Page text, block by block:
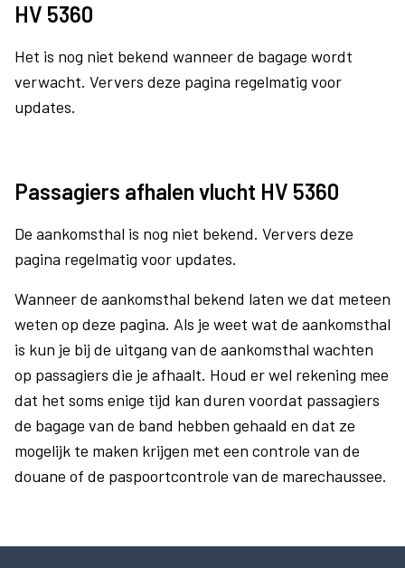
HV 5360
Het is nog niet bekend wanneer de bagage wordt
verwacht. Ververs deze pagina regelmatig voor
updates.
Passagiers afhalen vlucht HV 5360
De aankomsthal is nog niet bekend. Ververs deze
pagina regelmatig voor updates.
Wanneer de aankomsthal bekend laten we dat meteen
weten op deze pagina. Als je weet wat de aankomsthal
is kun je bij de uitgang van de aankomsthal wachten
op passagiers die je afhaalt. Houd er wel rekening mee
dat het soms enige tijd kan duren voordat passagiers
de bagage van de band hebben gehaald en dat ze
mogelijk te maken krijgen met een controle van de
douane of de paspoortcontrole van de marechaussee.